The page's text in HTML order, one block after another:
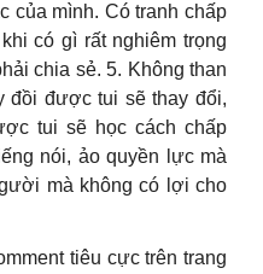
của mình. Có tranh chấp
có gì rất nghiêm trọng
chia sẻ. 5. Không than
đồi được tui sẽ thay đổi,
tui sẽ học cách chấp
nói, ảo quyền lực mà
mà không có lợi cho
tiêu cực trên trang